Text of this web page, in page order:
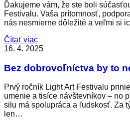
Ďakujeme vám, že ste boli
Festivalu. Vaša prítomnosť,
nás nesmierne dôležité a veľmi si
Čítať viac
16. 4. 2025
Bez dobrovoľníctva by to
Prvý ročník Light Art Festivalu
umenie a tisíce návštevníkov – no
silu má spolupráca a ľudskosť. Za
len…